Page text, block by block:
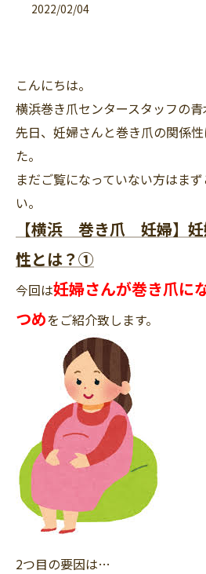
2022/02/04
こんにちは。
横浜巻き爪センタースタッフの青
先日、妊婦さんと巻き爪の関係
た。
まだご覧になっていない方はま
い。
【横浜 巻き爪 妊婦】妊
性とは？①
今回は妊婦さんが巻き爪に
つめをご紹介致します。
2つ目の要因は…